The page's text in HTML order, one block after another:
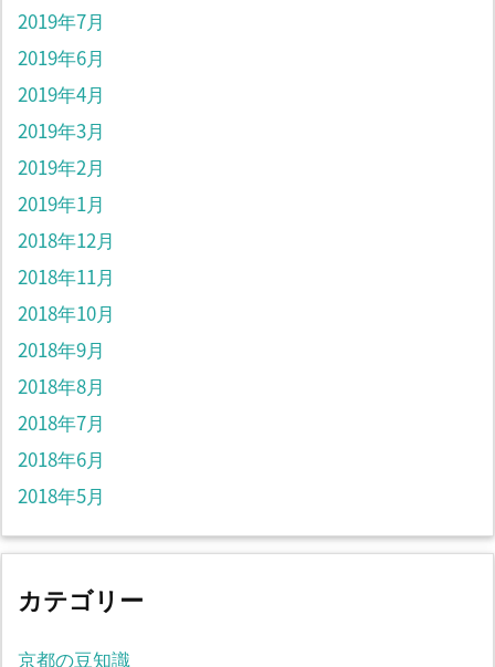
2019年7月
2019年6月
2019年4月
2019年3月
2019年2月
2019年1月
2018年12月
2018年11月
2018年10月
2018年9月
2018年8月
2018年7月
2018年6月
2018年5月
カテゴリー
京都の豆知識